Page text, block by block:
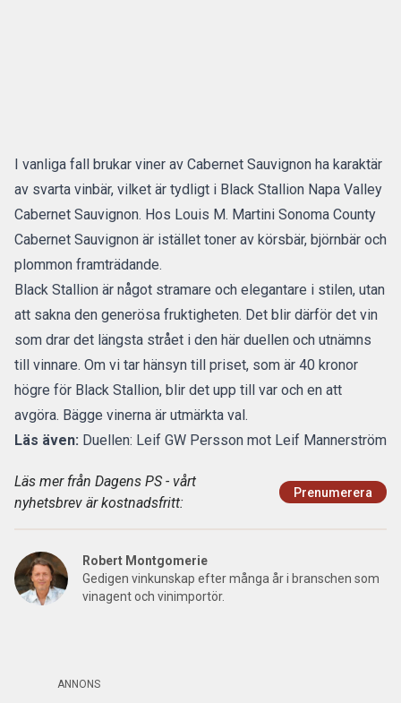
I vanliga fall brukar viner av Cabernet Sauvignon ha karaktär
av svarta vinbär, vilket är tydligt i Black Stallion Napa Valley
Cabernet Sauvignon. Hos Louis M. Martini Sonoma County
Cabernet Sauvignon är istället toner av körsbär, björnbär och
plommon framträdande.
Black Stallion är något stramare och elegantare i stilen, utan
att sakna den generösa fruktigheten. Det blir därför det vin
som drar det längsta strået i den här duellen och utnämns
till vinnare. Om vi tar hänsyn till priset, som är 40 kronor
högre för Black Stallion, blir det upp till var och en att
avgöra. Bägge vinerna är utmärkta val.
Läs även: Duellen: Leif GW Persson mot Leif Mannerström
Läs mer från Dagens PS - vårt
nyhetsbrev är kostnadsfritt:
Prenumerera
Robert Montgomerie
Gedigen vinkunskap efter många år i branschen som
vinagent och vinimportör.
ANNONS